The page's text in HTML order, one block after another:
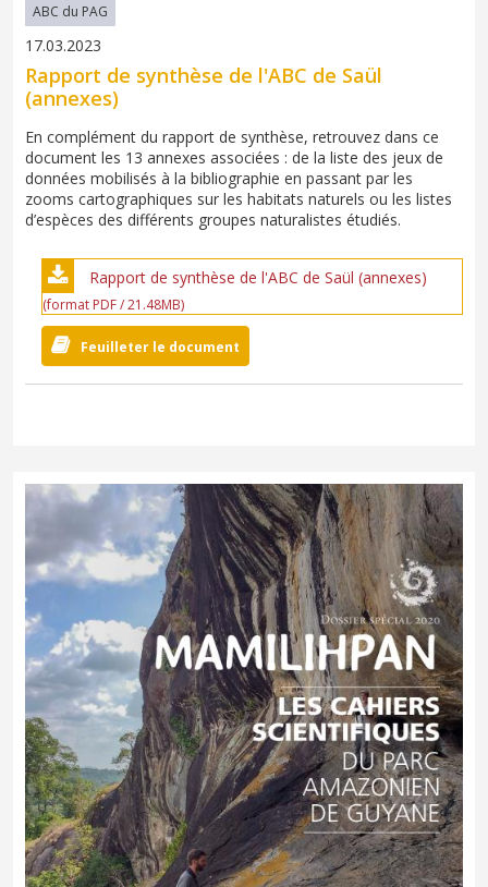
ABC du PAG
17.03.2023
Rapport de synthèse de l'ABC de Saül
(annexes)
En complément du rapport de synthèse, retrouvez dans ce
document les 13 annexes associées : de la liste des jeux de
données mobilisés à la bibliographie en passant par les
zooms cartographiques sur les habitats naturels ou les listes
d’espèces des différents groupes naturalistes étudiés.
Rapport de synthèse de l'ABC de Saül (annexes)
(format PDF / 21.48MB)
Feuilleter le document